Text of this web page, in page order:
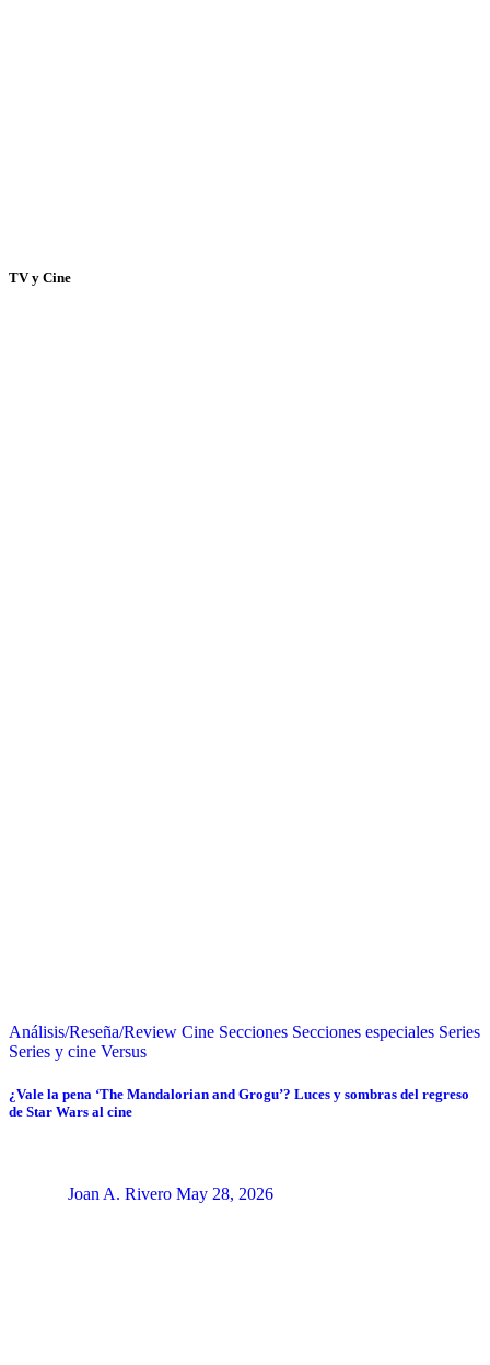
TV y Cine
Análisis/Reseña/Review Cine Secciones Secciones especiales Series
Series y cine Versus
¿Vale la pena ‘The Mandalorian and Grogu’? Luces y sombras del regreso
de Star Wars al cine
Joan A. Rivero May 28, 2026